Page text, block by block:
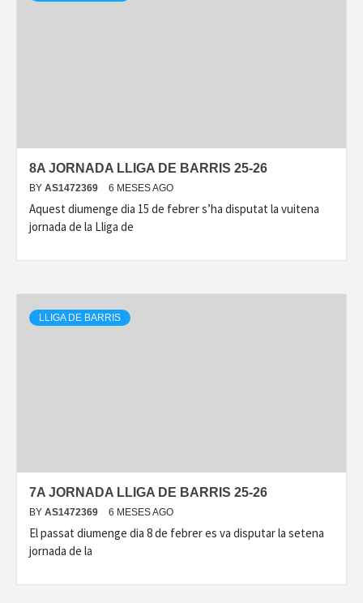
8A JORNADA LLIGA DE BARRIS 25-26
BY AS1472369 6 MESES AGO
Aquest diumenge dia 15 de febrer s’ha disputat la vuitena
jornada de la Lliga de
LLIGA DE BARRIS
7A JORNADA LLIGA DE BARRIS 25-26
BY AS1472369 6 MESES AGO
El passat diumenge dia 8 de febrer es va disputar la setena
jornada de la